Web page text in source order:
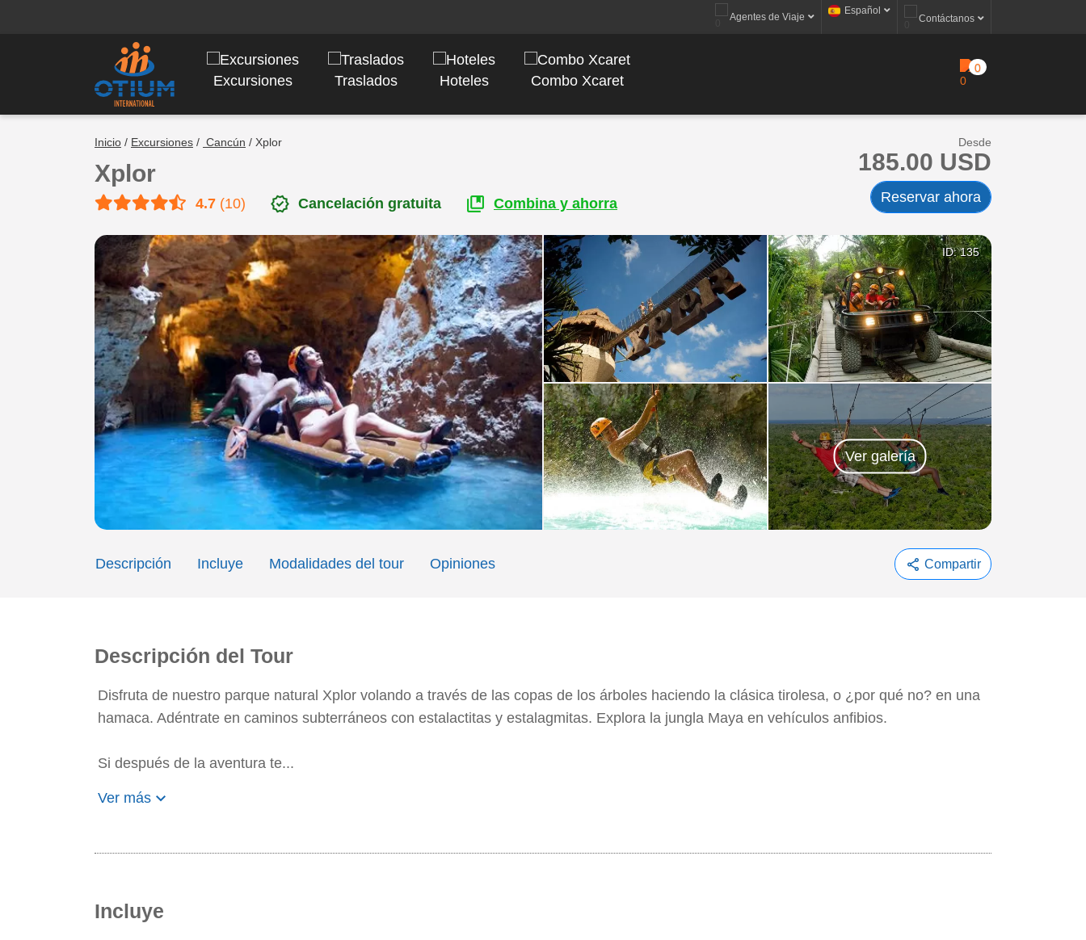
Agentes de Viaje
Español
Contáctanos
Excursiones Traslados Hoteles Combo Xcaret
0
Inicio / Excursiones / Cancún / Xplor
Xplor
4.7 (10) verified Cancelación gratuita collections_bookmark Combina y ahorra
Desde
185.00 USD
Reservar ahora
ID: 135
Ver galería
Descripción Incluye Modalidades del tour Opiniones share Compartir
Descripción del Tour
Disfruta de nuestro parque natural Xplor volando a través de las copas de los árboles haciendo la clásica tirolesa, o ¿por qué no? en una
hamaca. Adéntrate en caminos subterráneos con estalactitas y estalagmitas. Explora la jungla Maya en vehículos anfibios.
Si después de la aventura te...
Ver más keyboard_arrow_down
Incluye